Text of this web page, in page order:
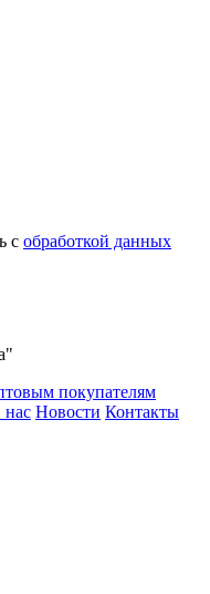
с обработкой данных
покупателям
Новости Контакты